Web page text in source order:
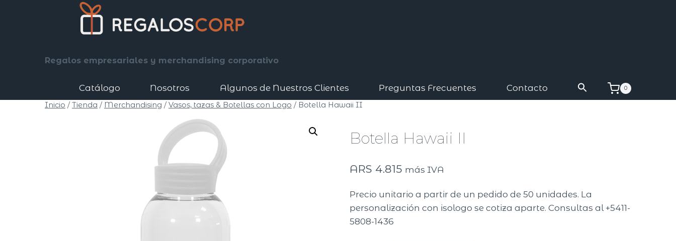
Regalos empresariales y merchandising corporativo
Catálogo Nosotros Algunos de Nuestros Clientes Preguntas Frecuentes Contacto 0
Inicio / Tienda / Merchandising / Vasos, tazas & Botellas con Logo / Botella Hawaii II
Botella Hawaii II
ARS 4.815 más IVA
Precio unitario a partir de un pedido de 50 unidades. La
personalización con isologo se cotiza aparte. Consultas al +5411-
5808-1436